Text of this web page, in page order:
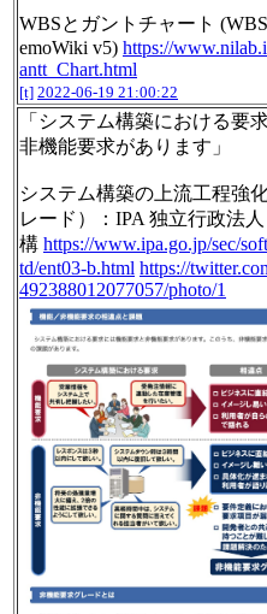
WBSとガントチャート
emoWiki v5) https://
antt_Chart.html
[t] 2022-06-19 21:00:22
「システム構築における要
非機能要求があります」
システム構築の上流工程強
レード）：IPA 独立行政法
構 https://www.ipa.go.jp/sec/
td/ent03-b.html https://
492388012077057/photo/1